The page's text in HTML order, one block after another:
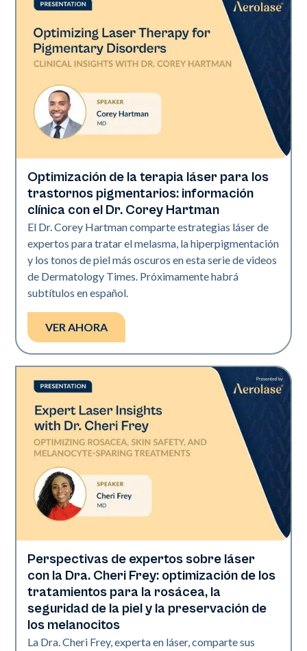
Derm Times
Optimización de la terapia láser para los
trastornos pigmentarios: información
clínica con el Dr. Corey Hartman
El Dr. Corey Hartman comparte estrategias láser de
expertos para tratar el melasma, la hiperpigmentación
y los tonos de piel más oscuros en esta serie de videos
de Dermatology Times. Próximamente habrá
subtítulos en español.
VER AHORA
Derm Times
Perspectivas de expertos sobre láser
con la Dra. Cheri Frey: optimización de los
tratamientos para la rosácea, la
seguridad de la piel y la preservación de
los melanocitos
La Dra. Cheri Frey, experta en láser, comparte sus